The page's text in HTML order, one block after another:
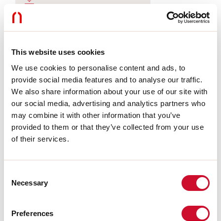
This website uses cookies
We use cookies to personalise content and ads, to
provide social media features and to analyse our traffic.
We also share information about your use of our site with
our social media, advertising and analytics partners who
may combine it with other information that you’ve
provided to them or that they’ve collected from your use
of their services.
Selection
Necessary
Preferences
LIGHT SOURCE
CERTIFICATIES CE
BIM
TECHNISCHE FICHE
Conformiteit
CEI EN 60598-1:2015 + A11:2009. IEC 60598-2:2015 2-1, 2-2